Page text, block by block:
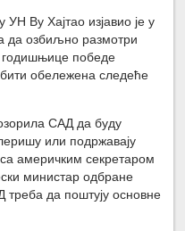
Ву Хајтао изјавио је у
да озбиљно размотри
годишњице победе
обележена следеће
САД да буду
или подржавају
америчким секретаром
министар одбране
треба да поштују основне